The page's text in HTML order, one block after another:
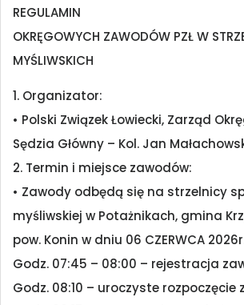
REGULAMIN
OKRĘGOWYCH ZAWODÓW PZŁ W
MYŚLIWSKICH
1. Organizator:
• Polski Związek Łowiecki, Zarząd
Sędzia Główny – Kol. Jan
2. Termin i miejsce zawodów:
• Zawody odbędą się na strzelnicy
myśliwskiej w Potażnikach, gmina
pow. Konin w dniu 06 CZERWCA
Godz. 07:45 – 08:00 – rejestracja
Godz. 08:10 – uroczyste rozpoczęcie